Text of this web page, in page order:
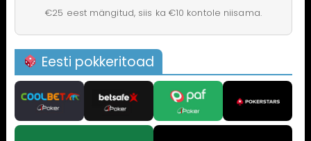
€25 eest mängitud, siis ka €10 kontole niisama.
Eesti pokkeritoad